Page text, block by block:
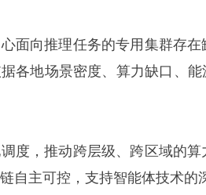
面向推理任务的专用集群存
各地场景密度、算力缺口、
度，推动跨层级、跨区域的
自主可控，支持智能体技术的